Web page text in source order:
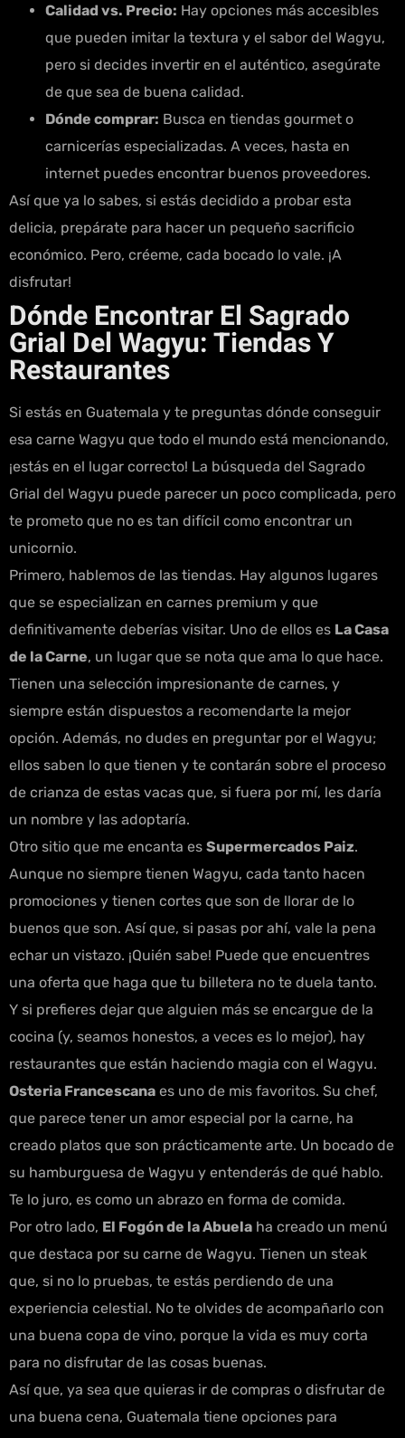
Calidad vs. Precio: Hay opciones más accesibles
que pueden imitar la textura y el sabor del Wagyu,
pero si decides invertir en el auténtico, asegúrate
de que sea de buena calidad.
Dónde comprar: Busca en tiendas gourmet o
carnicerías especializadas. A veces, hasta en
internet puedes encontrar buenos proveedores.
Así que ya lo sabes, si estás decidido a probar esta
delicia, prepárate para hacer un pequeño sacrificio
económico. Pero, créeme, cada bocado lo vale. ¡A
disfrutar!
Dónde Encontrar El Sagrado
Grial Del Wagyu: Tiendas Y
Restaurantes
Si estás en Guatemala y te preguntas dónde conseguir
esa carne Wagyu que todo el mundo está mencionando,
¡estás en el lugar correcto! La búsqueda del Sagrado
Grial del Wagyu puede parecer un poco complicada, pero
te prometo que no es tan difícil como encontrar un
unicornio.
Primero, hablemos de las tiendas. Hay algunos lugares
que se especializan en carnes premium y que
definitivamente deberías visitar. Uno de ellos es La Casa
de la Carne, un lugar que se nota que ama lo que hace.
Tienen una selección impresionante de carnes, y
siempre están dispuestos a recomendarte la mejor
opción. Además, no dudes en preguntar por el Wagyu;
ellos saben lo que tienen y te contarán sobre el proceso
de crianza de estas vacas que, si fuera por mí, les daría
un nombre y las adoptaría.
Otro sitio que me encanta es Supermercados Paiz.
Aunque no siempre tienen Wagyu, cada tanto hacen
promociones y tienen cortes que son de llorar de lo
buenos que son. Así que, si pasas por ahí, vale la pena
echar un vistazo. ¡Quién sabe! Puede que encuentres
una oferta que haga que tu billetera no te duela tanto.
Y si prefieres dejar que alguien más se encargue de la
cocina (y, seamos honestos, a veces es lo mejor), hay
restaurantes que están haciendo magia con el Wagyu.
Osteria Francescana es uno de mis favoritos. Su chef,
que parece tener un amor especial por la carne, ha
creado platos que son prácticamente arte. Un bocado de
su hamburguesa de Wagyu y entenderás de qué hablo.
Te lo juro, es como un abrazo en forma de comida.
Por otro lado, El Fogón de la Abuela ha creado un menú
que destaca por su carne de Wagyu. Tienen un steak
que, si no lo pruebas, te estás perdiendo de una
experiencia celestial. No te olvides de acompañarlo con
una buena copa de vino, porque la vida es muy corta
para no disfrutar de las cosas buenas.
Así que, ya sea que quieras ir de compras o disfrutar de
una buena cena, Guatemala tiene opciones para